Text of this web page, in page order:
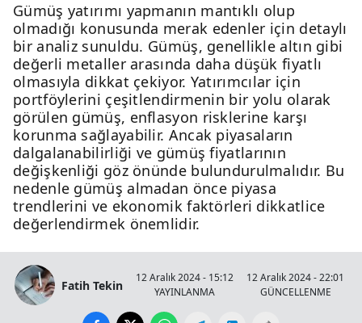
Gümüş yatırımı yapmanın mantıklı olup
olmadığı konusunda merak edenler için detaylı
bir analiz sunuldu. Gümüş, genellikle altın gibi
değerli metaller arasında daha düşük fiyatlı
olmasıyla dikkat çekiyor. Yatırımcılar için
portföylerini çeşitlendirmenin bir yolu olarak
görülen gümüş, enflasyon risklerine karşı
korunma sağlayabilir. Ancak piyasaların
dalgalanabilirliği ve gümüş fiyatlarının
değişkenliği göz önünde bulundurulmalıdır. Bu
nedenle gümüş almadan önce piyasa
trendlerini ve ekonomik faktörleri dikkatlice
değerlendirmek önemlidir.
Fatih Tekin
12 Aralık 2024 - 15:12
YAYINLANMA
12 Aralık 2024 - 22:01
GÜNCELLENME